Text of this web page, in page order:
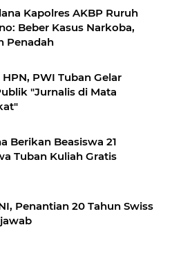
Kapolres AKBP Ruruh
Beber Kasus Narkoba,
Penadah
PWI Tuban Gelar
"Jurnalis di Mata
Berikan Beasiswa 21
Tuban Kuliah Gratis
Penantian 20 Tahun Swiss